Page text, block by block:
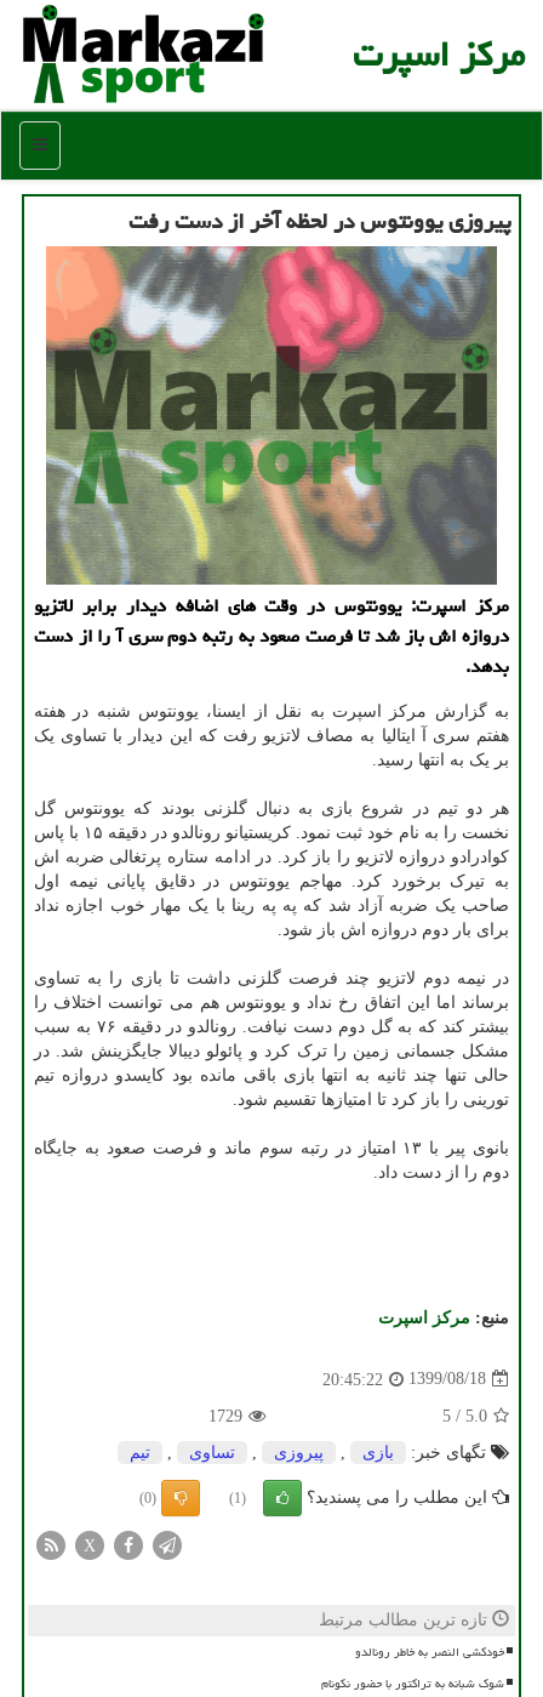
مركز اسپرت
منو
پیروزی یوونتوس در لحظه آخر از دست رفت
مركز اسپرت: یوونتوس در وقت های اضافه دیدار برابر لاتزیو
دروازه اش باز شد تا فرصت صعود به رتبه دوم سری آ را از دست
بدهد.
به گزارش مرکز اسپرت به نقل از ایسنا، یوونتوس شنبه در هفته
هفتم سری آ ایتالیا به مصاف لاتزیو رفت که این دیدار با تساوی یک
بر یک به انتها رسید.
هر دو تیم در شروع بازی به دنبال گلزنی بودند که یوونتوس گل
نخست را به نام خود ثبت نمود. کریستیانو رونالدو در دقیقه ۱۵ با پاس
کوادرادو دروازه لاتزیو را باز کرد. در ادامه ستاره پرتغالی ضربه اش
به تیرک برخورد کرد. مهاجم یوونتوس در دقایق پایانی نیمه اول
صاحب یک ضربه آزاد شد که په په رینا با یک مهار خوب اجازه نداد
برای بار دوم دروازه اش باز شود.
در نیمه دوم لاتزیو چند فرصت گلزنی داشت تا بازی را به تساوی
برساند اما این اتفاق رخ نداد و یوونتوس هم می توانست اختلاف را
بیشتر کند که به گل دوم دست نیافت. رونالدو در دقیقه ۷۶ به سبب
مشکل جسمانی زمین را ترک کرد و پائولو دیبالا جایگزینش شد. در
حالی تنها چند ثانیه به انتها بازی باقی مانده بود کایسدو دروازه تیم
تورینی را باز کرد تا امتیازها تقسیم شود.
بانوی پیر با ۱۳ امتیاز در رتبه سوم ماند و فرصت صعود به جایگاه
دوم را از دست داد.
منبع: مركز اسپرت
1399/08/18
20:45:22
5.0
/
5
1729
تگهای خبر:
بازی پیروزی تساوی تیم
این مطلب را می پسندید؟ (1)
(0)
X
تازه ترین مطالب مرتبط
خودکشی النصر به خاطر رونالدو
شوک شبانه به تراکتور با حضور نکونام